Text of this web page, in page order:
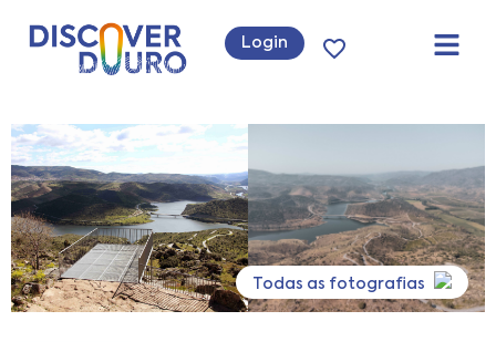
Login
Todas as fotografias